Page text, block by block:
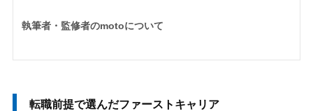
執筆者・監修者のmotoについて
転職前提で選んだファーストキャリア